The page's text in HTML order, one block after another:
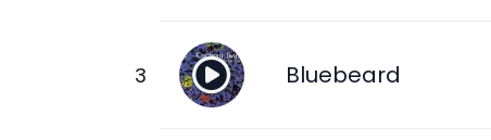
Bluebeard